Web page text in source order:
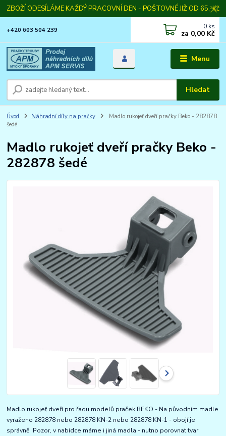
ZBOŽÍ ODESÍLÁME KAŽDÝ PRACOVNÍ DEN - POŠTOVNÉ JIŽ OD 65,-Kč
Menu
Hledat
+420 603 504 239 0 ks
za 0,00 Kč
Úvod Náhradní díly na pračky
Madlo rukojeť dveří pračky Beko - 282878
šedé
Madlo rukojeť dveří pračky Beko -
282878 šedé
Madlo rukojeť dveří pro řadu modelů praček BEKO - Na původním madle
vyraženo 282878 nebo 282878 KN-2 nebo 282878 KN-1 - obojí je
správně Pozor, v nabídce máme i jiná madla - nutno porovnat tvar